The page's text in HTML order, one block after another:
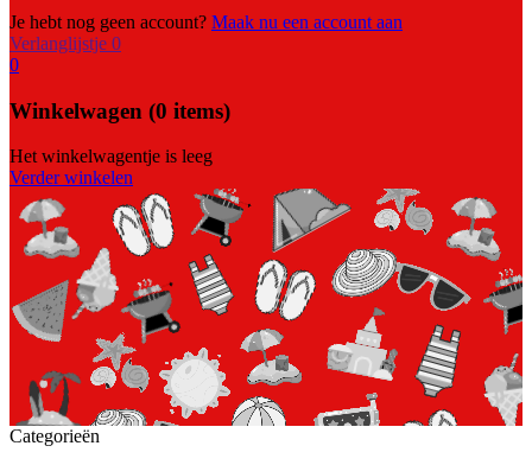
Je hebt nog geen account? Maak nu een account aan
Verlanglijstje 0
0
Winkelwagen (0 items)
Het winkelwagentje is leeg
Verder winkelen
Categorieën